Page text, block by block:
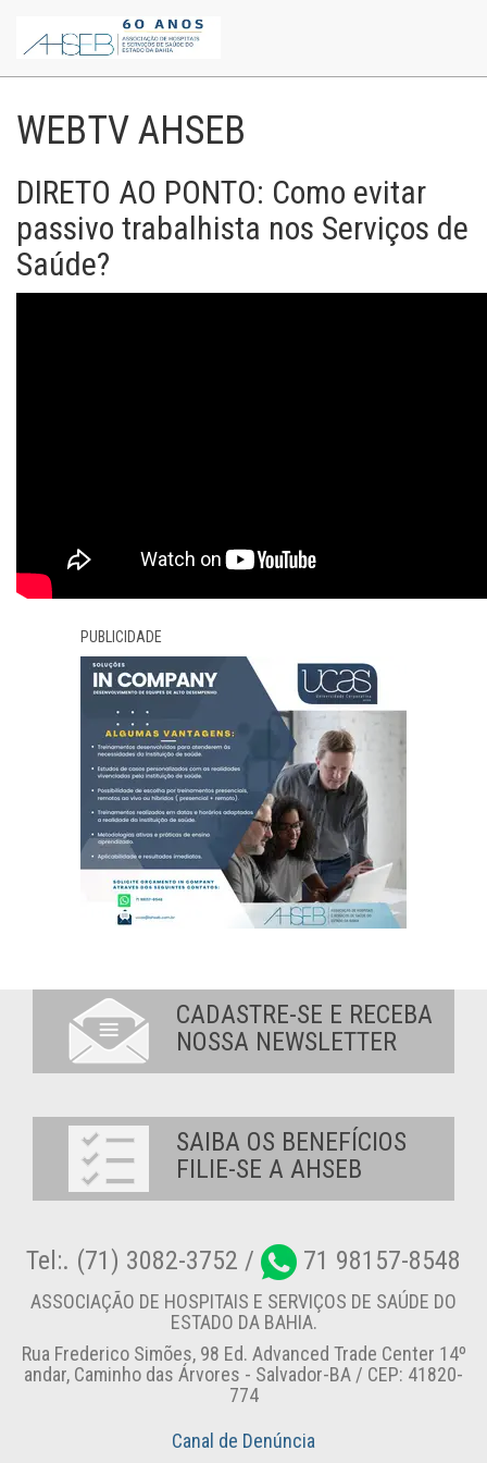
WEBTV AHSEB
DIRETO AO PONTO: Como evitar
passivo trabalhista nos Serviços de
Saúde?
PUBLICIDADE
CADASTRE-SE E RECEBA
NOSSA NEWSLETTER
SAIBA OS BENEFÍCIOS
FILIE-SE A AHSEB
Tel:. (71) 3082-3752 / 71 98157-8548
ASSOCIAÇÃO DE HOSPITAIS E SERVIÇOS DE SAÚDE DO
ESTADO DA BAHIA.
Rua Frederico Simões, 98 Ed. Advanced Trade Center 14º
andar, Caminho das Árvores - Salvador-BA / CEP: 41820-
774
Canal de Denúncia